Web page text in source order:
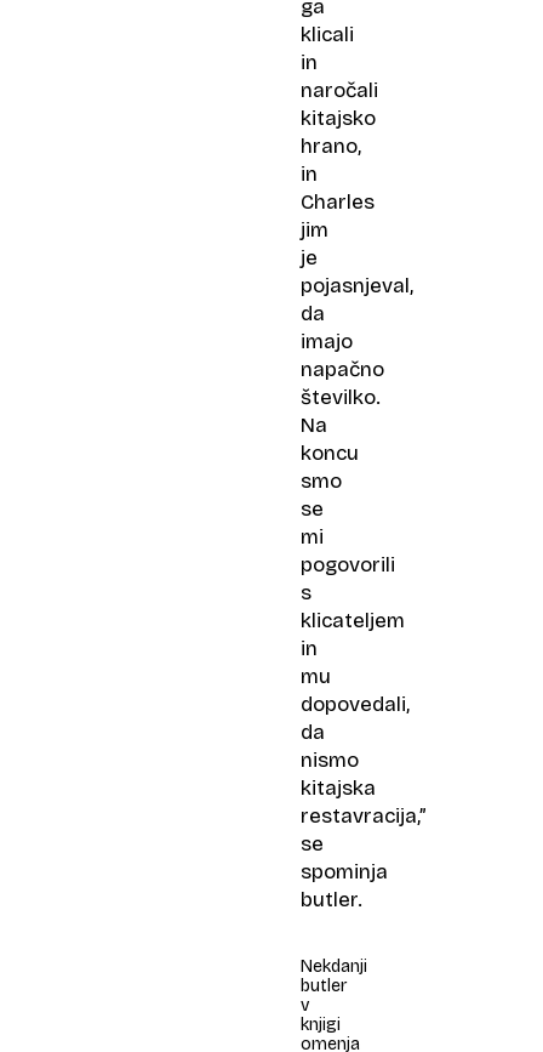
ga
klicali
in
naročali
kitajsko
hrano,
in
Charles
jim
je
pojasnjeval,
da
imajo
napačno
številko.
Na
koncu
smo
se
mi
pogovorili
s
klicateljem
in
mu
dopovedali,
da
nismo
kitajska
restavracija,”
se
spominja
butler.
Nekdanji
butler
v
knjigi
omenja